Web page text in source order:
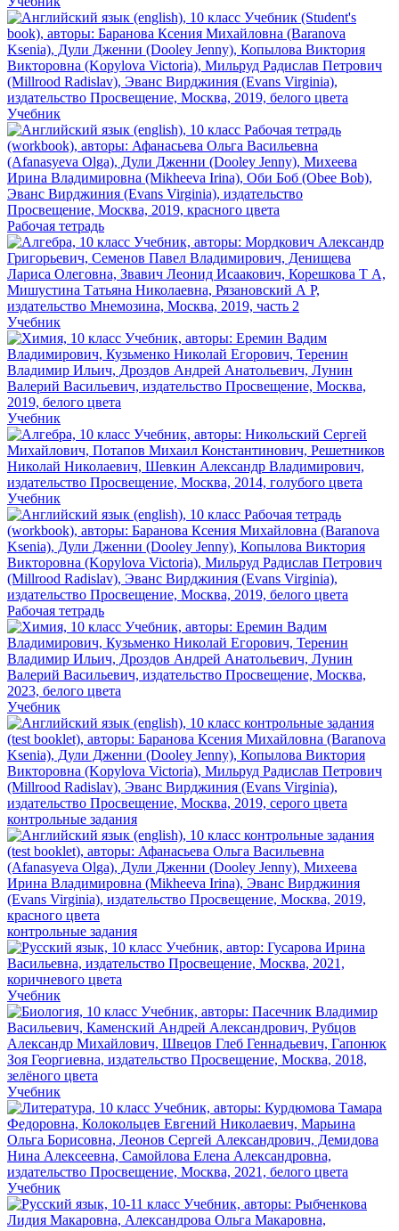
Учебник
Рабочая тетрадь
Учебник
Учебник
Учебник
Рабочая тетрадь
Учебник
контрольные задания
контрольные задания
Учебник
Учебник
Учебник